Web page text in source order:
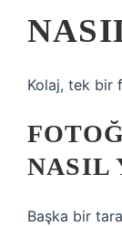
Kolaj, tek bir
NASIL
Başka bir